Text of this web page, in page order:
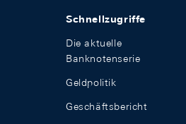
Schnellzugriffe
Die aktuelle
Banknotenserie
Geldpolitik
Geschäftsbericht